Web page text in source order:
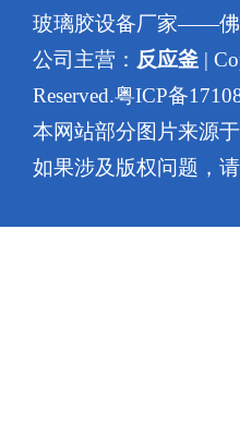
玻璃胶设备厂家——
公司主营： 反应釜 |
Reserved.粤ICP备
本网站部分图片来源
如果涉及版权问题，